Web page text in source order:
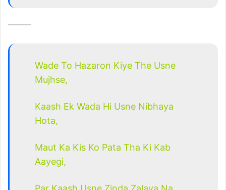
———
Wade To Hazaron Kiye The Usne
Mujhse,
Kaash Ek Wada Hi Usne Nibhaya
Hota,
Maut Ka Kis Ko Pata Tha Ki Kab
Aayegi,